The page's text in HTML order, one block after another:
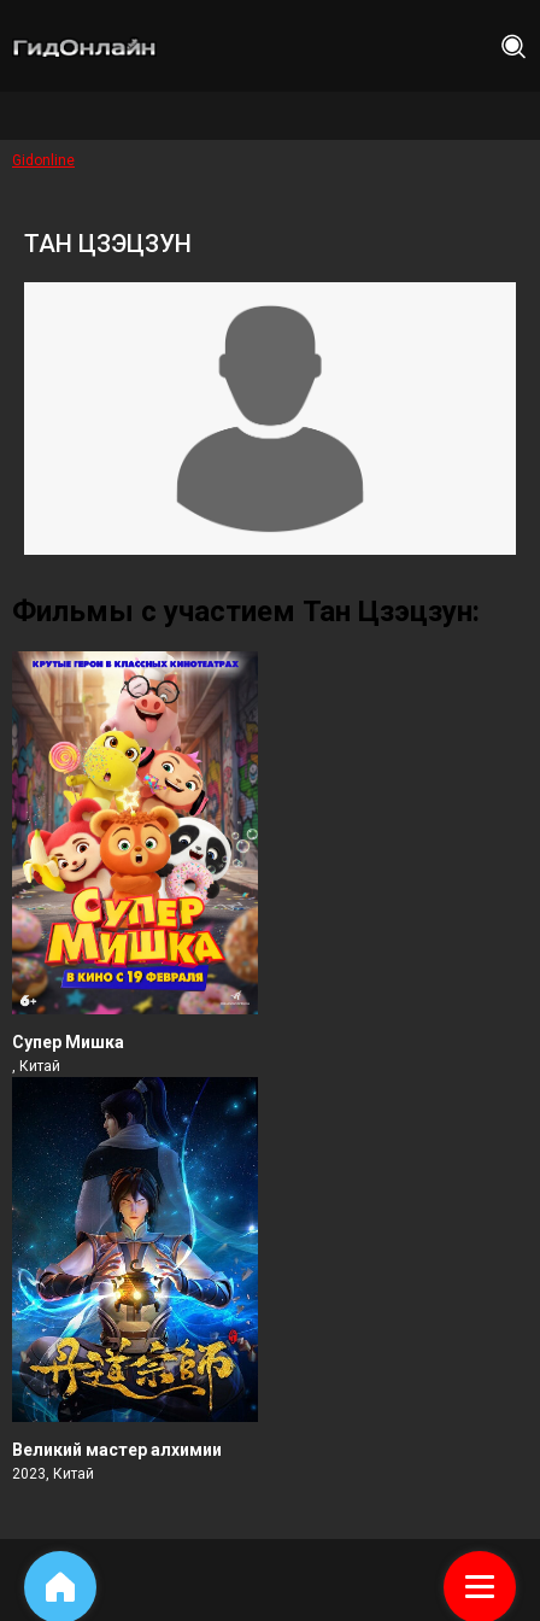
Gidonline
ТАН ЦЗЭЦЗУН
Фильмы с участием Тан Цзэцзун:
Супер Мишка
, Китай
Великий мастер алхимии
2023, Китай